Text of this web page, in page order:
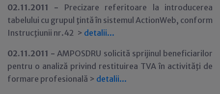
02.11.2011 - Precizare referitoare la introducerea
tabelului cu grupul ţintă în sistemul ActionWeb, conform
Instrucţiunii nr.42 > detalii...
02.11.2011 -AMPOSDRU solicită sprijinul beneficiarilor
pentru o analiză privind restituirea TVA în activităţi de
formare profesională > detalii...